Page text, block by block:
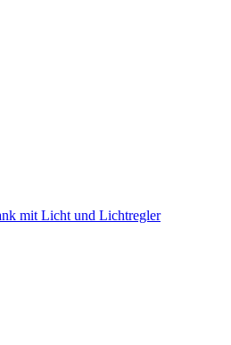
mit Licht und Lichtregler